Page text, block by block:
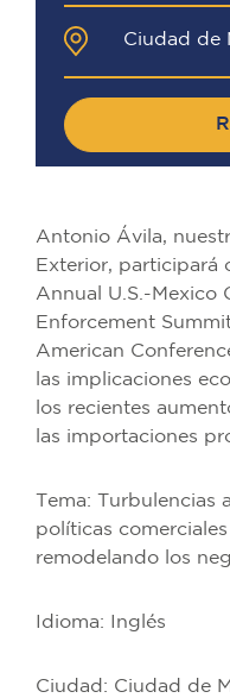
Ciudad de
Antonio Ávila,
Exterior, participará
Annual U.S.-Mexico
Enforcement
American
las implicaciones
los recientes
las importaciones
Tema: Turbulencias
políticas
remodelando los
Idioma: Inglés
Ciudad: Ciudad de